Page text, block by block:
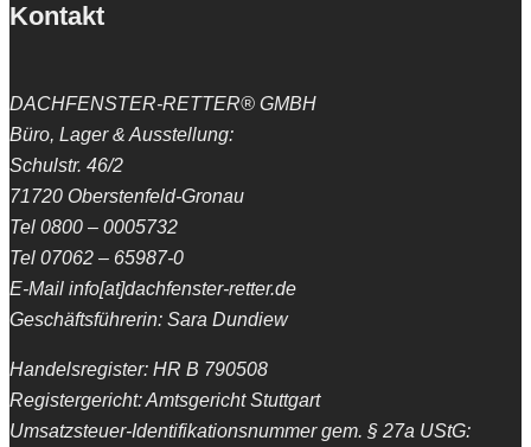
Kontakt
DACHFENSTER-RETTER® GMBH
Büro, Lager & Ausstellung:
Schulstr. 46/2
71720 Oberstenfeld-Gronau
Tel 0800 – 0005732
Tel 07062 – 65987-0
E-Mail info[at]dachfenster-retter.de
Geschäftsführerin: Sara Dundiew
Handelsregister: HR B 790508
Registergericht: Amtsgericht Stuttgart
Umsatzsteuer-Identifikationsnummer gem. § 27a UStG: